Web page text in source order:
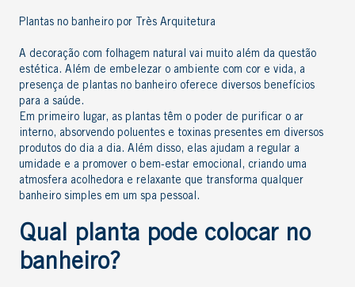
Plantas no banheiro por Très Arquitetura
A decoração com folhagem natural vai muito além da questão
estética. Além de embelezar o ambiente com cor e vida, a
presença de plantas no banheiro oferece diversos benefícios
para a saúde.
Em primeiro lugar, as plantas têm o poder de purificar o ar
interno, absorvendo poluentes e toxinas presentes em diversos
produtos do dia a dia. Além disso, elas ajudam a regular a
umidade e a promover o bem-estar emocional, criando uma
atmosfera acolhedora e relaxante que transforma qualquer
banheiro simples em um spa pessoal.
Qual planta pode colocar no
banheiro?